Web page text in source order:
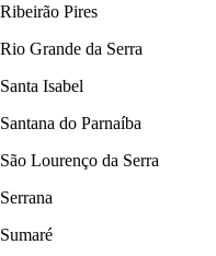
Ribeirão Pires
Rio Grande da Serra
Santa Isabel
Santana do Parnaíba
São Lourenço da Serra
Serrana
Sumaré